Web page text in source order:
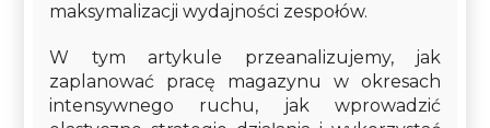
maksymalizacji wydajności zespołów.
W tym artykule przeanalizujemy, jak
zaplanować pracę magazynu w okresach
intensywnego ruchu, jak wprowadzić